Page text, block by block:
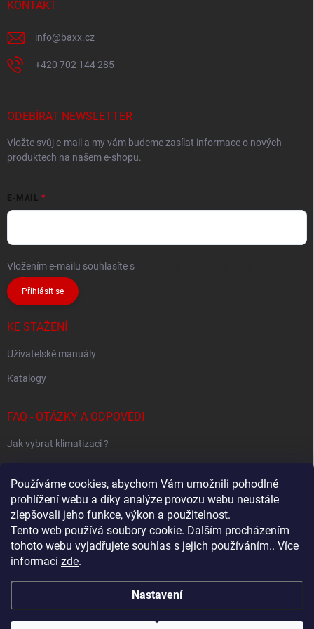
Používáme cookies, abychom Vám umožnili pohodlné
prohlížení webu a díky analýze provozu webu neustále
zlepšovali jeho funkce, výkon a použitelnost.
Tento web používá soubory cookie. Dalším procházením
tohoto webu vyjadřujete souhlas s jejich používáním.. Více
informací zde.
Nastavení
KONTAKT
info@baxx.cz
+420 702 144 285
ODEBÍRAT NEWSLETTER
Vložte svůj e-mail a my vám budeme zasílat informace o nových
produktech na našem e-shopu.
E-MAIL
Vložením e-mailu souhlasíte s
Přihlásit se
KE STAŽENÍ
Uživatelské manuály
Katalogy
FAQ - OTÁZKY A ODPOVĚDI
Jak vybrat klimatizaci ?
Jak určit potřebný výkon klimatizace ?
Sestavování Multi-Split systémů
Samsung - Wind Free klimatizace - specialovaný web
Copyright 2026Baxx.cz. Všechna práva vyhrazena.Upravit nastavení